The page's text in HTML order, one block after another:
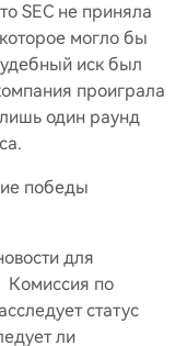
SEC не приняла
могло бы
иск был
проиграла
один раунд
победы
для
Комиссия по
статус
ли